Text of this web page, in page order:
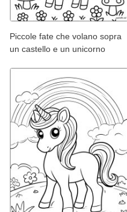
Piccole fate che volano sopra
un castello e un unicorno